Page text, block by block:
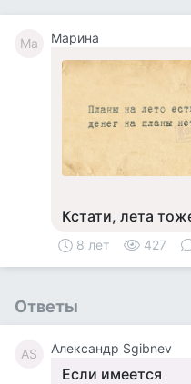
Ма Марина
Кстати, лета
8 лет 427
Ответы
АS Александр Sgibnev
Если имеется